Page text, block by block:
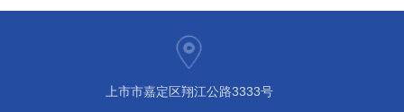
上市市嘉定区翔江公路3333号